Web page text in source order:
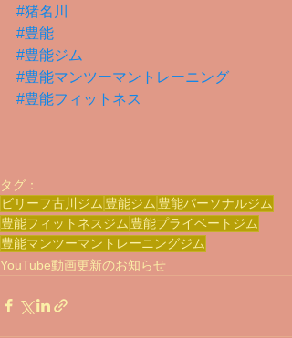
#猪名川
#豊能
#豊能ジム
#豊能マンツーマントレーニング
#豊能フィットネス
タグ：
ビリーフ古川ジム 豊能ジム 豊能パーソナルジム
豊能フィットネスジム 豊能プライベートジム
豊能マンツーマントレーニングジム
YouTube動画更新のお知らせ